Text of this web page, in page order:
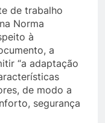
de trabalho
Norma
à
a
“a adaptação
de modo a
segurança